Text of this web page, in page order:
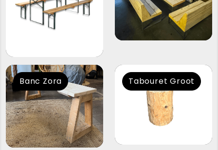
Banc Zora Tabouret Groot